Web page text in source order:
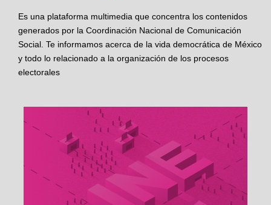
Es una plataforma multimedia que concentra los contenidos
generados por la Coordinación Nacional de Comunicación
Social. Te informamos acerca de la vida democrática de México
y todo lo relacionado a la organización de los procesos
electorales